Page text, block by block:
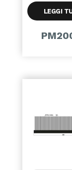
LEGGI